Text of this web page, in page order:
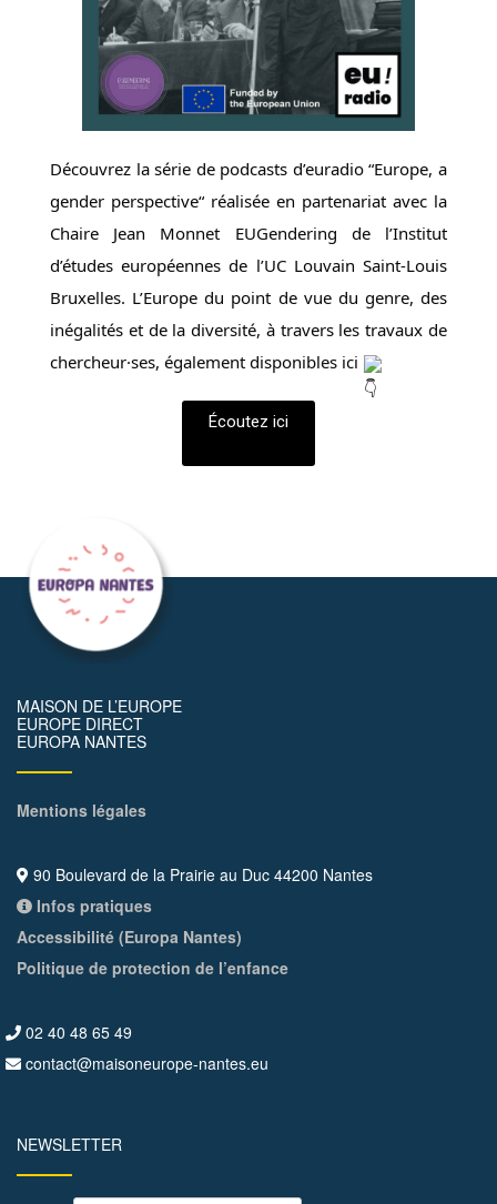
Découvrez la série de podcasts d’euradio “Europe, a
gender perspective“ réalisée en partenariat avec la
Chaire Jean Monnet EUGendering de l’Institut
d’études européennes de l’UC Louvain Saint-Louis
Bruxelles. L’Europe du point de vue du genre, des
inégalités et de la diversité, à travers les travaux de
chercheur·ses, également disponibles ici
Écoutez ici
MAISON DE L’EUROPE
EUROPE DIRECT
EUROPA NANTES
Mentions légales
90 Boulevard de la Prairie au Duc 44200 Nantes
Infos pratiques
Accessibilité (Europa Nantes)
Politique de protection de l’enfance
02 40 48 65 49
contact@maisoneurope-nantes.eu
NEWSLETTER